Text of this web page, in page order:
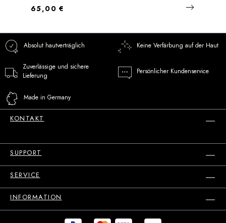
Regulärer Preis:
65,00 €
Absolut hautverträglich Keine Verfärbung auf der Haut
Zuverlässige und sichere
Lieferung
Persönlicher Kundenservice
Made in Germany
KONTAKT
SUPPORT
SERVICE
INFORMATION